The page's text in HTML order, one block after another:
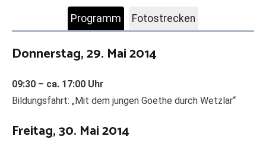
Programm Fotostrecken
Donnerstag, 29. Mai 2014
09:30 – ca. 17:00 Uhr
Bildungsfahrt: „Mit dem jungen Goethe durch Wetzlar“
Freitag, 30. Mai 2014